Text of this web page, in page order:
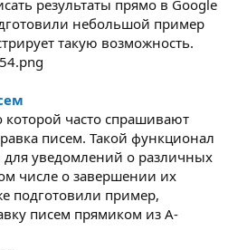
результаты прямо в Google
небольшой пример
такую возможность.
часто спрашивают
писем. Такой функционал
уведомлений о различных
числе о завершении их
подготовили пример,
писем прямиком из А-